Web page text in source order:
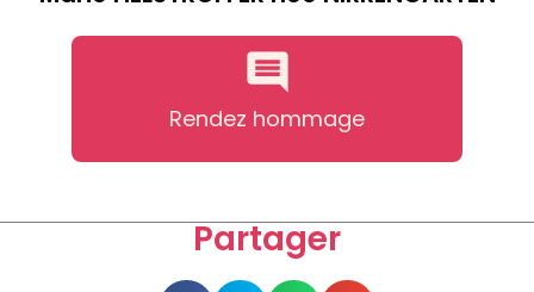
Rendez hommage
Partager